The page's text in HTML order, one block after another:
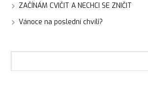
ZAČÍNÁM CVIČIT A NECHCI SE ZNIČIT
Vánoce na poslední chvíli?